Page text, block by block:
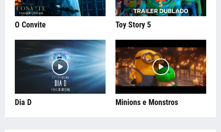
O Convite Toy Story 5
Dia D Minions e Monstros